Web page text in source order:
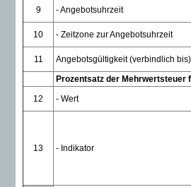
9 - Angebotsuhrzeit
10 - Zeitzone zur Angebotsuhrzeit
11
Angebotsgültigkeit (verbindlich bis)
Prozentsatz der Mehrwertsteuer
12
- Wert
13 - Indikator